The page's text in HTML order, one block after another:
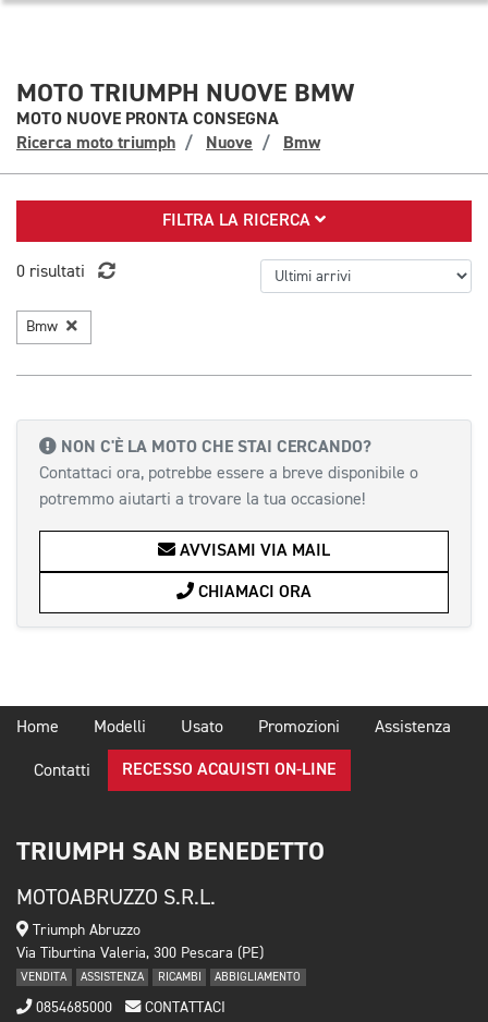
MOTO TRIUMPH NUOVE BMW
MOTO NUOVE PRONTA CONSEGNA
Ricerca moto triumph
Nuove Bmw
FILTRA LA RICERCA
0 risultati
Bmw
NON C'È LA MOTO CHE STAI CERCANDO?
Contattaci ora, potrebbe essere a breve disponibile o
potremmo aiutarti a trovare la tua occasione!
AVVISAMI VIA MAIL
CHIAMACI ORA
Home Modelli Usato Promozioni Assistenza
Contatti RECESSO ACQUISTI ON-LINE
TRIUMPH SAN BENEDETTO
MOTOABRUZZO S.R.L.
Triumph Abruzzo
Via Tiburtina Valeria, 300 Pescara (PE)
VENDITA ASSISTENZA RICAMBI ABBIGLIAMENTO
0854685000 CONTATTACI